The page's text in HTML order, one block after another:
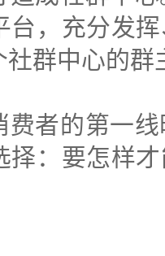
台，充分发
群中心的群
费者的第一
择：要怎样